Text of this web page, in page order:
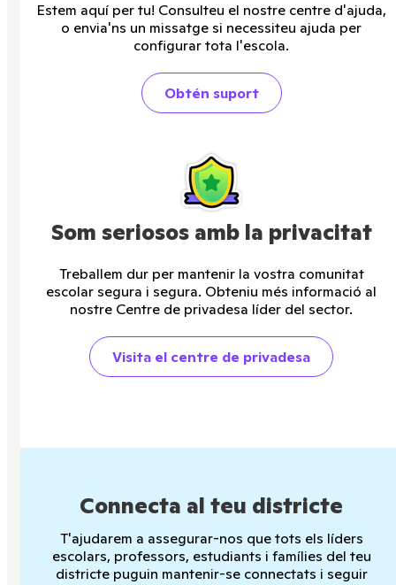
Estem aquí per tu! Consulteu el nostre centre d'ajuda,
o envia'ns un missatge si necessiteu ajuda per
configurar tota l'escola.
Obtén suport
Som seriosos amb la privacitat
Treballem dur per mantenir la vostra comunitat
escolar segura i segura. Obteniu més informació al
nostre Centre de privadesa líder del sector.
Visita el centre de privadesa
Connecta al teu districte
T'ajudarem a assegurar-nos que tots els líders
escolars, professors, estudiants i famílies del teu
districte puguin mantenir-se connectats i seguir